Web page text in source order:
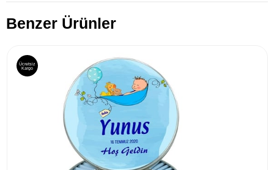
Benzer Ürünler
Ücretsiz
Kargo